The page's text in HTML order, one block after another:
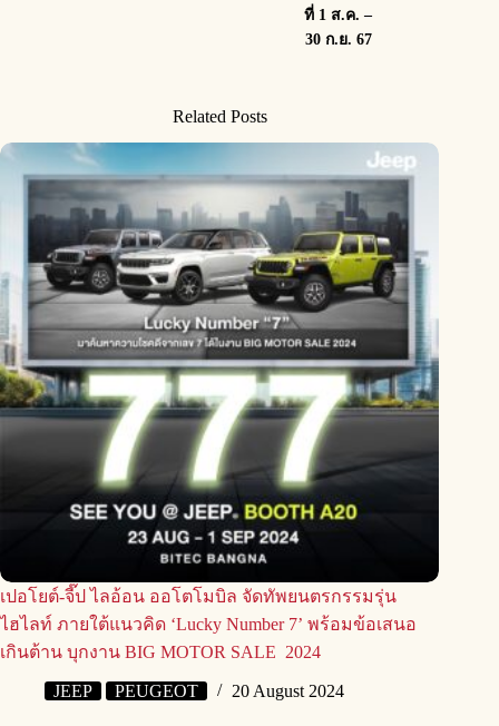
ที่ 1 ส.ค. –
30 ก.ย. 67
Related Posts
เปอโยต์-จี๊ป ไลอ้อน ออโตโมบิล จัดทัพยนตรกรรมรุ่น
ไฮไลท์ ภายใต้แนวคิด ‘Lucky Number 7’ พร้อมข้อเสนอ
เกินต้าน บุกงาน BIG MOTOR SALE 2024
JEEP PEUGEOT 20 August 2024